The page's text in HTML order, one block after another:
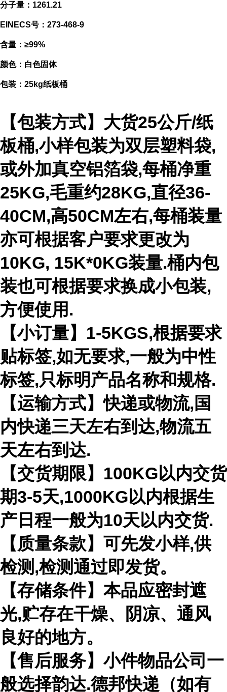
分子量：1261.21
EINECS号：273-468-9
含量：≥99%
颜色：白色固体
包装：25kg纸板桶
【包装方式】大货25公斤/纸
板桶,小样包装为双层塑料袋,
或外加真空铝箔袋,每桶净重
25KG,毛重约28KG,直径36-
40CM,高50CM左右,每桶装量
亦可根据客户要求更改为
10KG, 15K*0KG装量.桶内包
装也可根据要求换成小包装,
方便使用.
【小订量】1-5KGS,根据要求
贴标签,如无要求,一般为中性
标签,只标明产品名称和规格.
【运输方式】快递或物流,国
内快递三天左右到达,物流五
天左右到达.
【交货期限】100KG以内交货
期3-5天,1000KG以内根据生
产日程一般为10天以内交货.
【质量条款】可先发小样,供
检测,检测通过即发货。
【存储条件】本品应密封遮
光,贮存在干燥、阴凉、通风
良好的地方。
【售后服务】小件物品公司一
般选择韵达.德邦快递（如有